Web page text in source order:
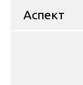
Аспект